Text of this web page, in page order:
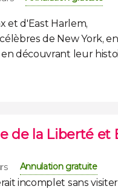
et d'East Harlem,
de New York, en
découvrant leur
de la Liberté et
Annulation gratuite
incomplet sans